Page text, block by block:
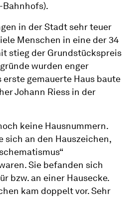
Bahnhofs).
in der Stadt sehr teuer
Menschen in eine der 34
stieg der Grundstückspreis
wurden enger
erste gemauerte Haus baute
Johann Riess in der
keine Hausnummern.
sich an den Hauszeichen,
Sie befanden sich
bzw. an einer Hausecke.
kam doppelt vor. Sehr